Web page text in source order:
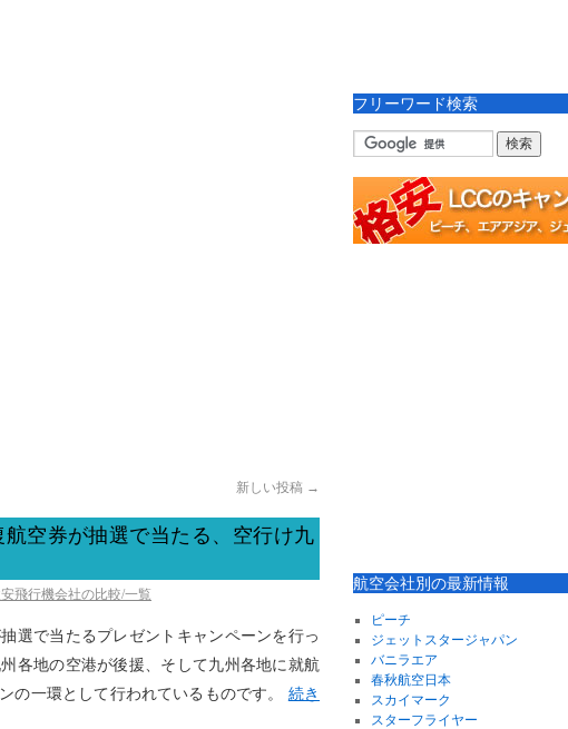
新しい投稿 →
空券が抽選で当たる、空行け九
飛行機会社の比較/一覧
選で当たるプレゼントキャンペーンを行っ
各地の空港が後援、そして九州各地に就航
の一環として行われているものです。 続き
フリーワード検索
航空会社別の最新情報
ピーチ
ジェットスタージャパン
バニラエア
春秋航空日本
スカイマーク
スターフライヤー